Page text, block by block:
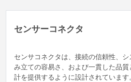
センサーコネクタ
センサコネクタは、接続の信頼性、
み立ての容易さ、および一貫した品
計を提供するように設計されています。